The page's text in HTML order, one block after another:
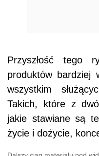
Przyszłość tego
produktów bardziej
wszystkim
Takich, które z
jakie stawiane są
życie i dożycie,